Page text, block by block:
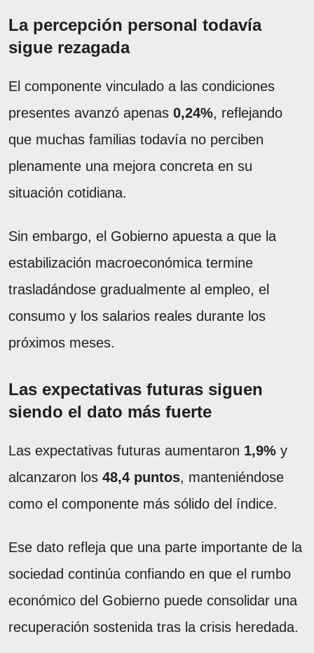
La percepción personal todavía
sigue rezagada
El componente vinculado a las condiciones
presentes avanzó apenas 0,24%, reflejando
que muchas familias todavía no perciben
plenamente una mejora concreta en su
situación cotidiana.
Sin embargo, el Gobierno apuesta a que la
estabilización macroeconómica termine
trasladándose gradualmente al empleo, el
consumo y los salarios reales durante los
próximos meses.
Las expectativas futuras siguen
siendo el dato más fuerte
Las expectativas futuras aumentaron 1,9% y
alcanzaron los 48,4 puntos, manteniéndose
como el componente más sólido del índice.
Ese dato refleja que una parte importante de la
sociedad continúa confiando en que el rumbo
económico del Gobierno puede consolidar una
recuperación sostenida tras la crisis heredada.